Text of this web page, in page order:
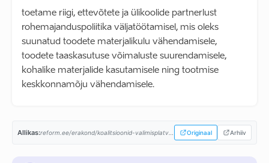
toetame riigi, ettevõtete ja ülikoolide partnerlust
rohemajanduspoliitika väljatöötamisel, mis oleks
suunatud toodete materjalikulu vähendamisele,
toodete taaskasutuse võimaluste suurendamisele,
kohalike materjalide kasutamisele ning tootmise
keskkonnamõju vähendamisele.
Allikas: Originaal Arhiiv